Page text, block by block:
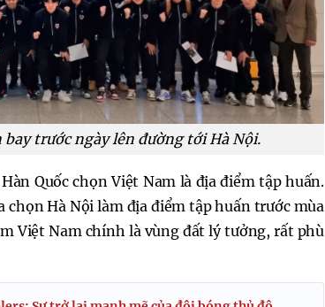
bay trước ngày lên đường tới Hà Nội.
Quốc chọn Việt Nam là địa điểm tập huấn.
chọn Hà Nội làm địa điểm tập huấn trước mùa
Việt Nam chính là vùng đất lý tưởng, rất phù